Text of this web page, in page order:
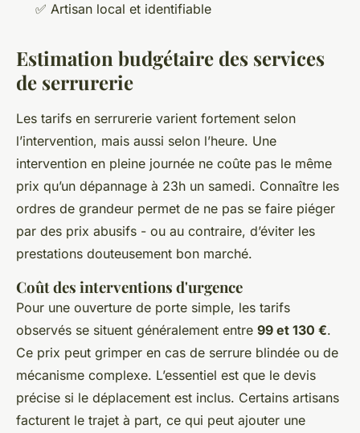
✅ Artisan local et identifiable
Estimation budgétaire des services
de serrurerie
Les tarifs en serrurerie varient fortement selon
l’intervention, mais aussi selon l’heure. Une
intervention en pleine journée ne coûte pas le même
prix qu’un dépannage à 23h un samedi. Connaître les
ordres de grandeur permet de ne pas se faire piéger
par des prix abusifs - ou au contraire, d’éviter les
prestations douteusement bon marché.
Coût des interventions d'urgence
Pour une ouverture de porte simple, les tarifs
observés se situent généralement entre 99 et 130 €.
Ce prix peut grimper en cas de serrure blindée ou de
mécanisme complexe. L’essentiel est que le devis
précise si le déplacement est inclus. Certains artisans
facturent le trajet à part, ce qui peut ajouter une